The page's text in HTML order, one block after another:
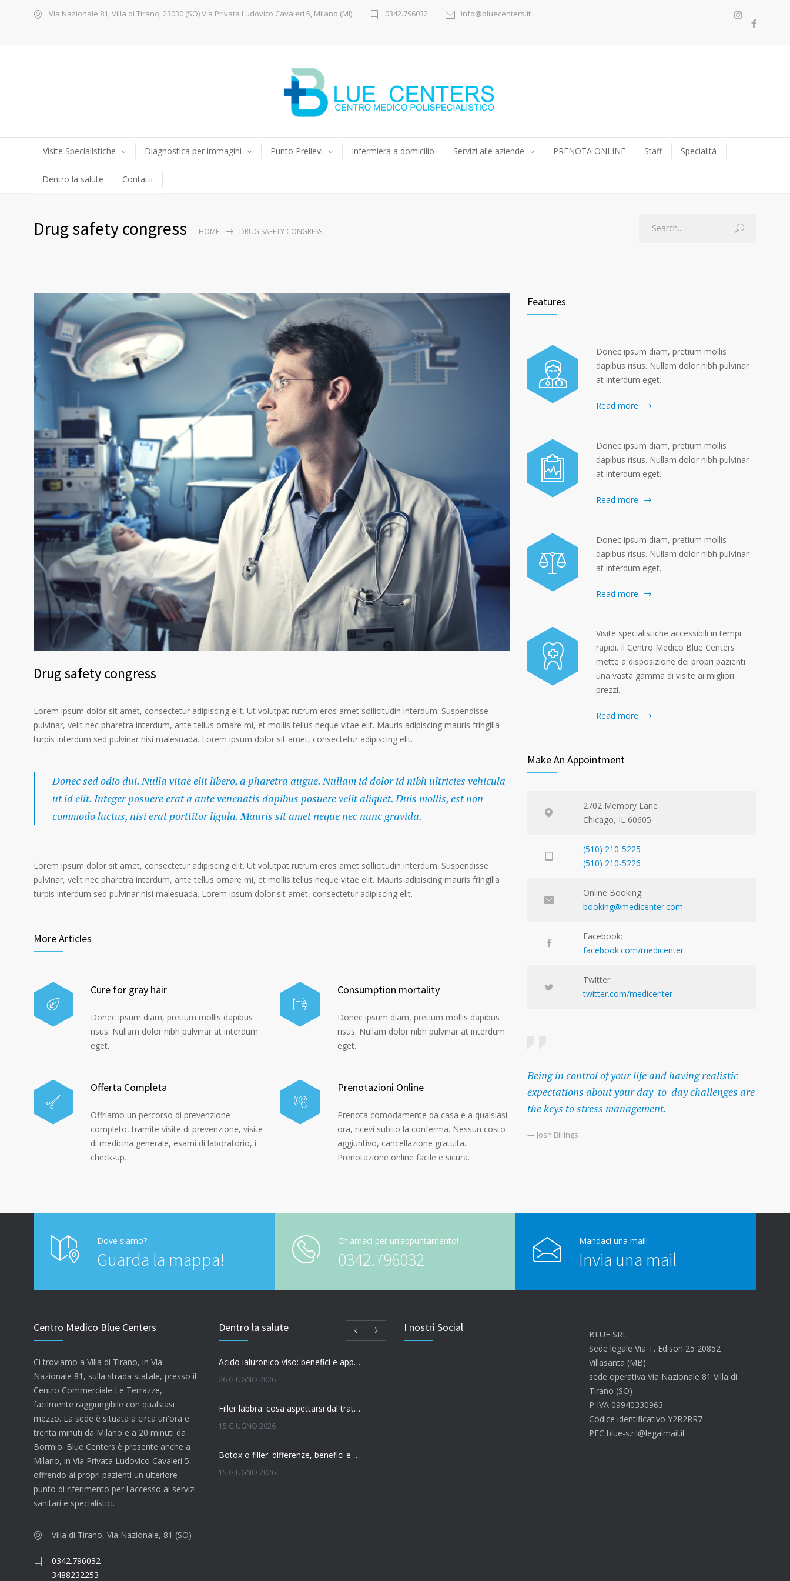
Via Nazionale 81, Villa di Tirano, 23030 (SO) Via Privata Ludovico Cavaleri 5, Milano (MI) 0342.796032 info@bluecenters.it
Visite Specialistiche Diagnostica per immagini Punto Prelievi Infermiera a domicilio Servizi alle aziende PRENOTA ONLINE Staff Specialità
Dentro la salute Contatti
Drug safety congress HOME DRUG SAFETY CONGRESS
Drug safety congress
Lorem ipsum dolor sit amet, consectetur adipiscing elit. Ut volutpat rutrum eros amet sollicitudin interdum. Suspendisse
pulvinar, velit nec pharetra interdum, ante tellus ornare mi, et mollis tellus neque vitae elit. Mauris adipiscing mauris fringilla
turpis interdum sed pulvinar nisi malesuada. Lorem ipsum dolor sit amet, consectetur adipiscing elit.
Donec sed odio dui. Nulla vitae elit libero, a pharetra augue. Nullam id dolor id nibh ultricies vehicula
ut id elit. Integer posuere erat a ante venenatis dapibus posuere velit aliquet. Duis mollis, est non
commodo luctus, nisi erat porttitor ligula. Mauris sit amet neque nec nunc gravida.
Lorem ipsum dolor sit amet, consectetur adipiscing elit. Ut volutpat rutrum eros amet sollicitudin interdum. Suspendisse
pulvinar, velit nec pharetra interdum, ante tellus ornare mi, et mollis tellus neque vitae elit. Mauris adipiscing mauris fringilla
turpis interdum sed pulvinar nisi malesuada. Lorem ipsum dolor sit amet, consectetur adipiscing elit.
More Articles
Cure for gray hair
Donec ipsum diam, pretium mollis dapibus
risus. Nullam dolor nibh pulvinar at interdum
eget.
Offerta Completa
Offriamo un percorso di prevenzione
completo, tramite visite di prevenzione, visite
di medicina generale, esami di laboratorio, i
check-up…
Consumption mortality
Donec ipsum diam, pretium mollis dapibus
risus. Nullam dolor nibh pulvinar at interdum
eget.
Prenotazioni Online
Prenota comodamente da casa e a qualsiasi
ora, ricevi subito la conferma. Nessun costo
aggiuntivo, cancellazione gratuita.
Prenotazione online facile e sicura.
Features
Donec ipsum diam, pretium mollis
dapibus risus. Nullam dolor nibh pulvinar
at interdum eget.
Read more
Donec ipsum diam, pretium mollis
dapibus risus. Nullam dolor nibh pulvinar
at interdum eget.
Read more
Donec ipsum diam, pretium mollis
dapibus risus. Nullam dolor nibh pulvinar
at interdum eget.
Read more
Visite specialistiche accessibili in tempi
rapidi. Il Centro Medico Blue Centers
mette a disposizione dei propri pazienti
una vasta gamma di visite ai migliori
prezzi.
Read more
Make An Appointment
2702 Memory Lane
Chicago, IL 60605
(510) 210-5225
(510) 210-5226
Online Booking:
booking@medicenter.com
Facebook:
facebook.com/medicenter
Twitter:
twitter.com/medicenter
Being in control of your life and having realistic
expectations about your day-to-day challenges are
the keys to stress management.
— Josh Billings
Dove siamo?
Guarda la mappa!
Chiamaci per un’appuntamento!
0342.796032
Mandaci una mail!
Invia una mail
Centro Medico Blue Centers
Ci troviamo a Villa di Tirano, in Via
Nazionale 81, sulla strada statale, presso il
Centro Commerciale Le Terrazze,
facilmente raggiungibile con qualsiasi
mezzo. La sede è situata a circa un'ora e
trenta minuti da Milano e a 20 minuti da
Bormio. Blue Centers è presente anche a
Milano, in Via Privata Ludovico Cavaleri 5,
offrendo ai propri pazienti un ulteriore
punto di riferimento per l'accesso ai servizi
sanitari e specialistici.
Villa di Tirano, Via Nazionale, 81 (SO)
0342.796032
3488232253
Dentro la salute
Acido ialuronico viso: benefici e applicazioni
26 GIUGNO 2026
Filler labbra: cosa aspettarsi dal trattamento
15 GIUGNO 2026
Botox o filler: differenze, benefici e come scegliere il trattamento più adatto
15 GIUGNO 2026
I nostri Social
BLUE SRL
Sede legale Via T. Edison 25 20852
Villasanta (MB)
sede operativa Via Nazionale 81 Villa di
Tirano (SO)
P IVA 09940330963
Codice identificativo Y2R2RR7
PEC blue-s.r.l@legalmail.it